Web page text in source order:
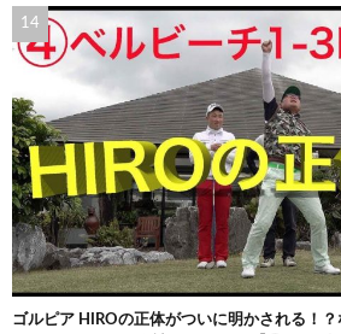
ゴルピア HIROの正体がついに明かされる！